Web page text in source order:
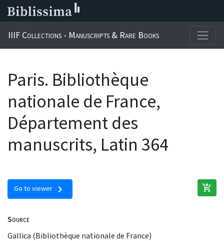
IIIF Collections - Manuscripts & Rare Books
Paris. Bibliothèque
nationale de France,
Département des
manuscrits, Latin 364
Go to viewer chevron_right add_shopping_cart
Source
Gallica (Bibliothèque nationale de France)